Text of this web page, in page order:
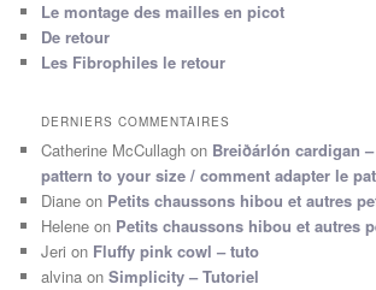
Le montage des mailles en picot
De retour
Les Fibrophiles le retour
DERNIERS COMMENTAIRES
Catherine McCullagh on Breiðárlón cardigan
pattern to your size / comment adapter le
Diane on Petits chaussons hibou et autres
Helene on Petits chaussons hibou et autres
Jeri on Fluffy pink cowl – tuto
alvina onSimplicity – Tutoriel